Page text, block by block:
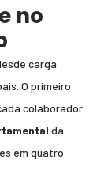
no
carga
O primeiro
colaborador
da
em quatro